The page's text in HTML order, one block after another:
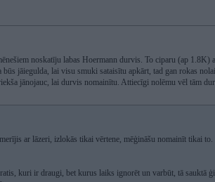
noskatīju labas Hoermann durvis. To ciparu (ap 1.8K)
jāiegulda, lai visu smuki sataisītu apkārt, tad gan rokas
jānojauc, lai durvis nomainītu. Attiecīgi nolēmu vēl tām
ar lāzeri, izlokās tikai vērtene, mēģināšu nomainīt tikai to.
kuri ir draugi, bet kurus laiks ignorēt un varbūt, tā sauktā